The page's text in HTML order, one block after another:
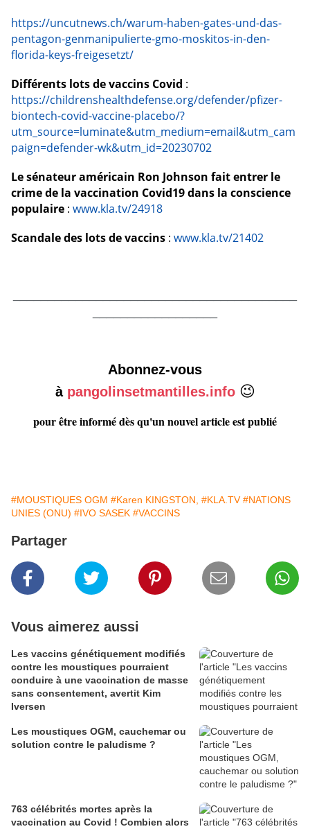
https://uncutnews.ch/warum-haben-gates-und-das-
pentagon-genmanipulierte-gmo-moskitos-in-den-
florida-keys-freigesetzt/
Différents lots de vaccins Covid :
https://childrenshealthdefense.org/defender/pfizer-
biontech-covid-vaccine-placebo/?
utm_source=luminate&utm_medium=email&utm_cam
paign=defender-wk&utm_id=20230702
Le sénateur américain Ron Johnson fait entrer le
crime de la vaccination Covid19 dans la conscience
populaire : www.kla.tv/24918
Scandale des lots de vaccins : www.kla.tv/21402
Abonnez-vous
à pangolinsetmantilles.info 😉
pour être informé dès qu'un nouvel article est publié
#MOUSTIQUES OGM #Karen KINGSTON, #KLA.TV #NATIONS
UNIES (ONU) #IVO SASEK #VACCINS
Partager
Vous aimerez aussi
Les vaccins génétiquement modifiés
contre les moustiques pourraient
conduire à une vaccination de masse
sans consentement, avertit Kim
Iversen
Les moustiques OGM, cauchemar ou
solution contre le paludisme ?
763 célébrités mortes après la
vaccination au Covid ! Combien alors